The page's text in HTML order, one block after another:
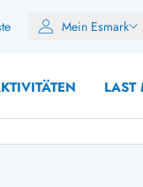
Mein Esmark
LAST